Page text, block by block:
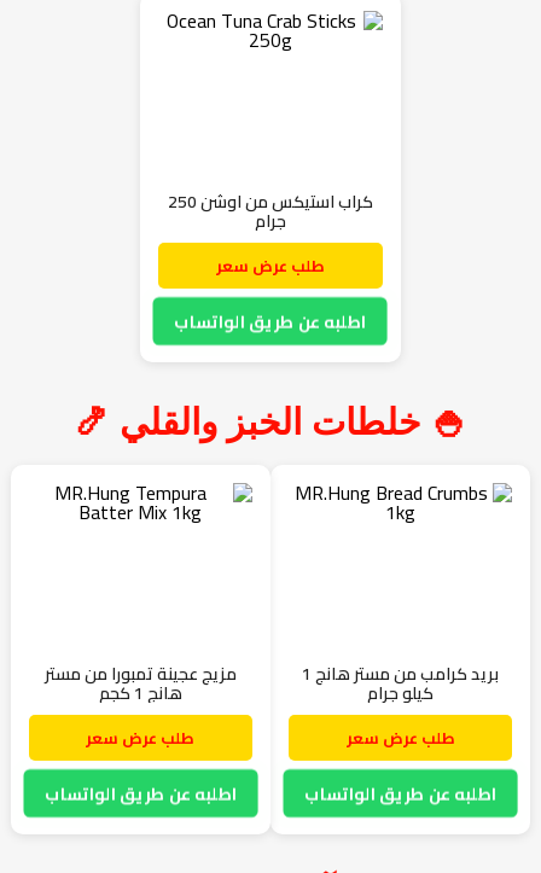
كراب استيكس من اوشن 250
جرام
طلب عرض سعر
اطلبه عن طريق الواتساب
🍚 خلطات الخبز والقلي 🍤
بريد كرامب من مستر هانج 1
كيلو جرام
طلب عرض سعر
اطلبه عن طريق الواتساب
مزيج عجينة تمبورا من مستر
هانج 1 كجم
طلب عرض سعر
اطلبه عن طريق الواتساب